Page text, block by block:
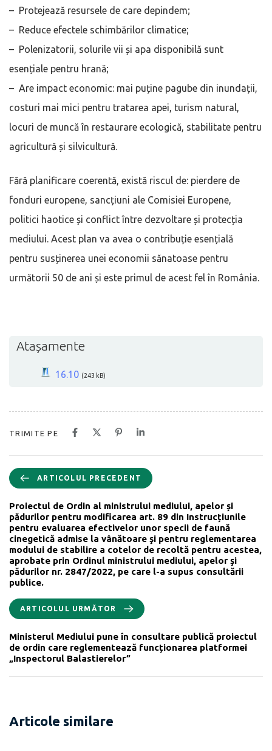
– Protejează resursele de care depindem;
– Reduce efectele schimbărilor climatice;
– Polenizatorii, solurile vii și apa disponibilă sunt
esențiale pentru hrană;
– Are impact economic: mai puține pagube din inundații,
costuri mai mici pentru tratarea apei, turism natural,
locuri de muncă în restaurare ecologică, stabilitate pentru
agricultură și silvicultură.
Fără planificare coerentă, există riscul de: pierdere de
fonduri europene, sancțiuni ale Comisiei Europene,
politici haotice și conflict între dezvoltare și protecția
mediului. Acest plan va avea o contribuție esențială
pentru susținerea unei economii sănatoase pentru
următorii 50 de ani și este primul de acest fel în România.
Atașamente
16.10 (243 kB)
TRIMITE PE
ARTICOLUL PRECEDENT
Proiectul de Ordin al ministrului mediului, apelor și
pădurilor pentru modificarea art. 89 din Instrucțiunile
pentru evaluarea efectivelor unor specii de faună
cinegetică admise la vânătoare şi pentru reglementarea
modului de stabilire a cotelor de recoltă pentru acestea,
aprobate prin Ordinul ministrului mediului, apelor şi
pădurilor nr. 2847/2022, pe care l-a supus consultării
publice.
ARTICOLUL URMĂTOR
Ministerul Mediului pune în consultare publică proiectul
de ordin care reglementează funcționarea platformei
„Inspectorul Balastierelor”
Articole similare